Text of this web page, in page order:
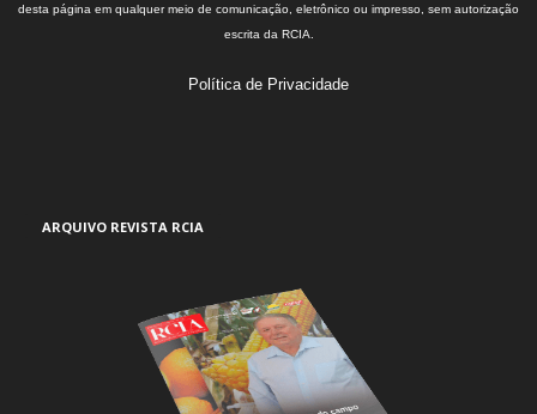
desta página em qualquer meio de comunicação, eletrônico ou impresso, sem autorização
escrita da RCIA.
Política de Privacidade
ARQUIVO REVISTA RCIA